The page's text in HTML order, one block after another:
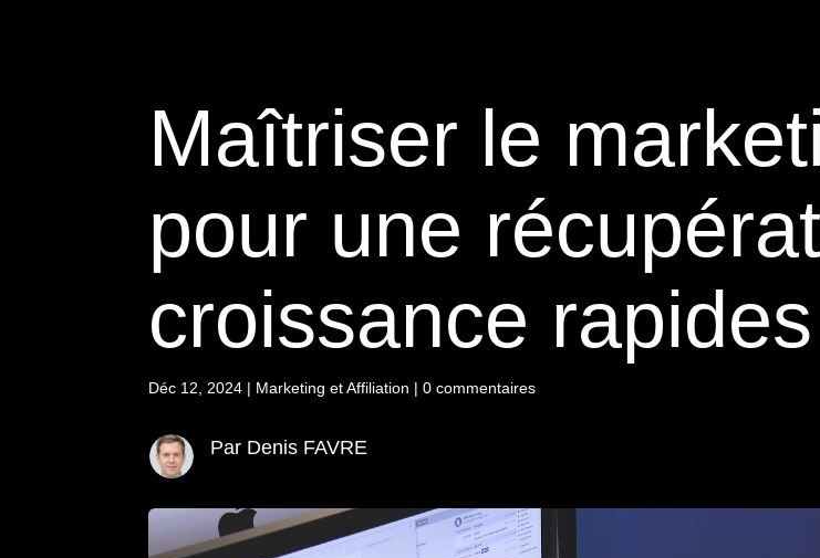
Maîtriser le
pour une
croissance rapides
Déc 12, 2024 | Marketing et Affiliation |0 commentaires
Par Denis FAVRE